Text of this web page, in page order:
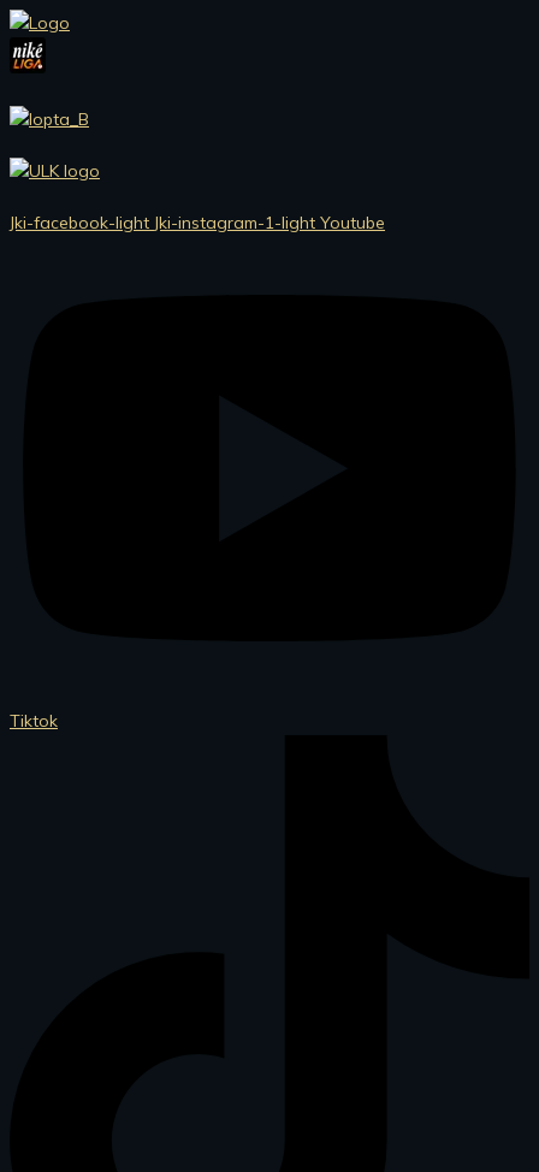
Preskočiť
na
obsah
Jki-facebook-light Jki-instagram-1-light Youtube
Tiktok